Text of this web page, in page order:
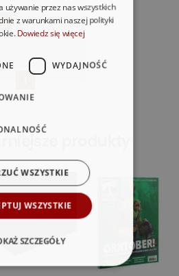
produkty
używanie przez nas wszystkich
z warunkami naszej polityki
Dowiedz się więcej
WYDAJNOŚĆ
WSZYSTKIE
WSZYSTKIE
SZCZEGÓŁY